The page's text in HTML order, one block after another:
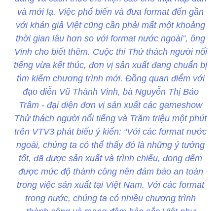
và mới lạ. Việc phổ biến và đưa format đến gần
với khán giả Việt cũng cần phải mất một khoảng
thời gian lâu hơn so với format nước ngoài”, ông
Vinh cho biết thêm. Cuộc thi Thử thách người nổi
tiếng vừa kết thúc, đơn vị sản xuất đang chuẩn bị
tìm kiếm chương trình mới. Đồng quan điểm với
đạo diễn Vũ Thành Vinh, bà Nguyễn Thị Bảo
Trâm - đại diện đơn vị sản xuất các gameshow
Thử thách người nổi tiếng và Trăm triệu một phút
trên VTV3 phát biểu ý kiến: “Với các format nước
ngoài, chúng ta có thể thấy đó là những ý tưởng
tốt, đã được sản xuất và trình chiếu, đong đếm
được mức độ thành công nên đảm bảo an toàn
trong việc sản xuất tại Việt Nam. Với các format
trong nước, chúng ta có nhiều chương trình